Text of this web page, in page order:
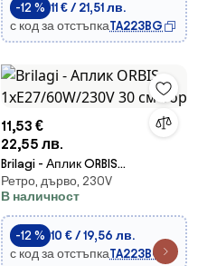
-12 % 11 € / 21,51 лв.
с код за отстъпкаTA223BG
11,53 €
22,55 лв.
Brilagi - Аплик ORBIS
1xE27/60W/230V 30 см бор
Ретро, дърво, 230V
В наличност
-12 % 10 € / 19,56 лв.
с код за отстъпкаTA223BG